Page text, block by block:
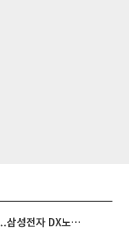
3445억 자사주 지급 마쳤는데...삼성전자 DX노조, 뒤늦은 '떼쓰기 집회'